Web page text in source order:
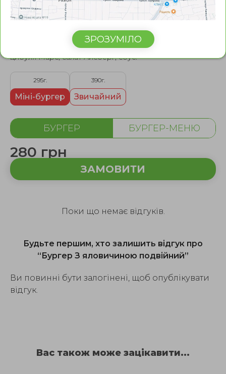
Бургер З яловичиною
подвійний
Котлета з яловичини 2 шт, сир тостовий, помiдори,
цибуля Марс, салат Айсберг, соус.
295г.
Міні-бургер
390г.
Звичайний
БУРГЕР БУРГЕР-МЕНЮ
280 грн
ЗАМОВИТИ
Поки що немає відгуків.
Будьте першим, хто залишить відгук про
“Бургер З яловичиною подвійний”
Ви повинні бути залогінені, щоб опублікувати
відгук.
Вас також може зацікавити...
ЗРОЗУМІЛО